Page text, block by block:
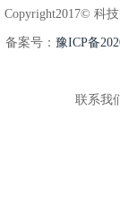
Copyright2017© 科
备案号： 豫ICP备
联系我